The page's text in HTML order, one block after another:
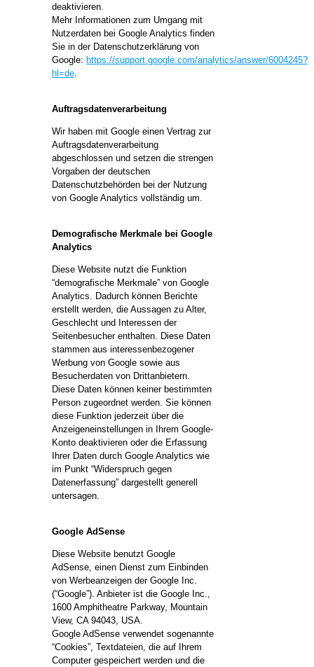
deaktivieren.
Mehr Informationen zum Umgang mit
Nutzerdaten bei Google Analytics finden
Sie in der Datenschutzerklärung von
Google: https://support.google.com/analytics/answer/6004245?
hl=de
Auftragsdatenverarbeitung
Wir haben mit Google einen Vertrag zur
Auftragsdatenverarbeitung
abgeschlossen und setzen die strengen
Vorgaben der deutschen
Datenschutzbehörden bei der Nutzung
von Google Analytics vollständig um.
Demografische Merkmale bei Google
Analytics
Diese Website nutzt die Funktion
“demografische Merkmale” von Google
Analytics. Dadurch können Berichte
erstellt werden, die Aussagen zu Alter,
Geschlecht und Interessen der
Seitenbesucher enthalten. Diese Daten
stammen aus interessenbezogener
Werbung von Google sowie aus
Besucherdaten von Drittanbietern.
Diese Daten können keiner bestimmten
Person zugeordnet werden. Sie können
diese Funktion jederzeit über die
Anzeigeneinstellungen in Ihrem Google-
Konto deaktivieren oder die Erfassung
Ihrer Daten durch Google Analytics wie
im Punkt “Widerspruch gegen
Datenerfassung” dargestellt generell
untersagen.
Google AdSense
Diese Website benutzt Google
AdSense, einen Dienst zum Einbinden
von Werbeanzeigen der Google Inc.
(“Google”). Anbieter ist die Google Inc.,
1600 Amphitheatre Parkway, Mountain
View, CA 94043, USA.
Google AdSense verwendet sogenannte
“Cookies”, Textdateien, die auf Ihrem
Computer gespeichert werden und die